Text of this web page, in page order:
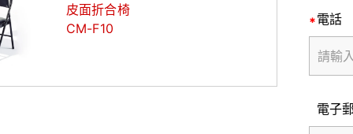
皮面折合椅
CM-F10
電話
電子